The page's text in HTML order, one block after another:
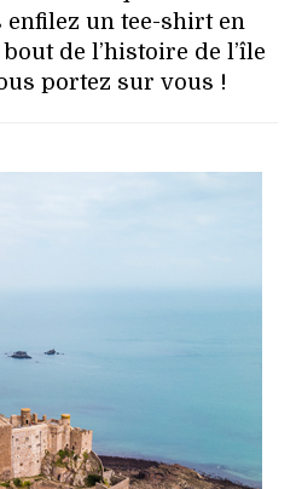
un tee-shirt en
de l’histoire de l’île
portez sur vous !